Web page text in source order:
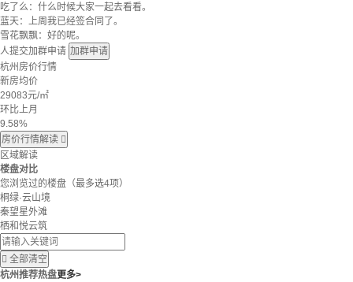
吃了么：什么时候大家一起去看看。
蓝天：上周我已经签合同了。
雪花飘飘：好的呢。
人提交加群申请 加群申请
杭州房价行情
新房均价
29083元/㎡
环比上月
9.58%
房价行情解读 
区域解读
楼盘对比
您浏览过的楼盘 （最多选4项）
桐绿·云山境
秦望星外滩
栖和悦云筑
 全部清空
杭州推荐热盘更多>